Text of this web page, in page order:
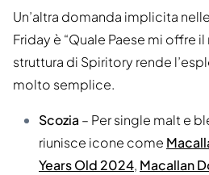
Un’altra domanda implicita
Friday è “Quale Paese mi offre
struttura di Spiritory rende
molto semplice.
Scozia – Per single malt e
riunisce icone come
Years Old 2024, Macallan